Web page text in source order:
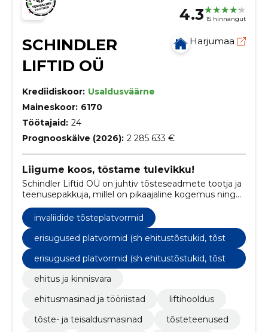
4.3 15 hinnangut
SCHINDLER
LIFTID OÜ
Harjumaa
Krediidiskoor: Usaldusväärne
Maineskoor: 6170
Töötajaid: 24
Prognooskäive (2026): 2 285 633 €
Liigume koos, tõstame tulevikku!
Schindler Liftid OÜ on juhtiv tõsteseadmete tootja ja
teenusepakkuja, millel on pikaajaline kogemus ning
kindel fookus innovatsioonile ja jätkusuutlikkusele.
invaliidide tõsteplatvormid
erisugused platvormid (sh ehitustõstukid, tõstel
erisugused platvormid (sh ehitustõstukid, tõstel
auad, käärtõstukid jne)
ehitus ja kinnisvara
ehitusmasinad ja tööriistad
liftihooldus
tõste- ja teisaldusmasinad
tõsteteenused